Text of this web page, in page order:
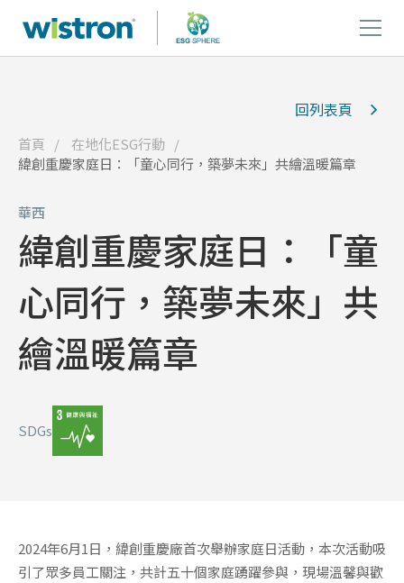
回列表頁
首頁
在地化ESG行動
緯創重慶家庭日：「童心同行，築夢未來」共繪溫暖篇章
華西
緯創重慶家庭日：「童
心同行，築夢未來」共
繪溫暖篇章
SDGs
2024年6月1日，緯創重慶廠首次舉辦家庭日活動，本次活動吸
引了眾多員工關注，共計五十個家庭踴躍參與，現場溫馨與歡